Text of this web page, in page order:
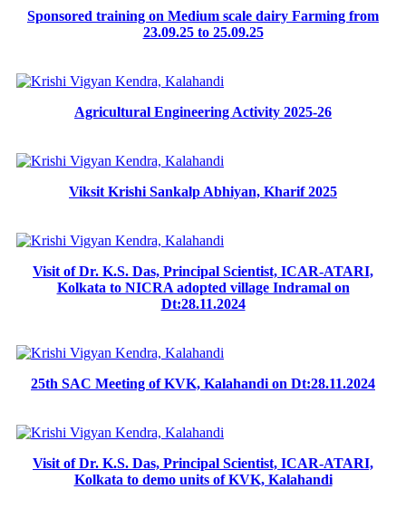
Sponsored training on Medium scale dairy Farming from
23.09.25 to 25.09.25
Agricultural Engineering Activity 2025-26
Viksit Krishi Sankalp Abhiyan, Kharif 2025
Visit of Dr. K.S. Das, Principal Scientist, ICAR-ATARI,
Kolkata to NICRA adopted village Indramal on
Dt:28.11.2024
25th SAC Meeting of KVK, Kalahandi on Dt:28.11.2024
Visit of Dr. K.S. Das, Principal Scientist, ICAR-ATARI,
Kolkata to demo units of KVK, Kalahandi